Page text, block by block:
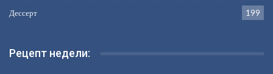
Дессерт 199
Рецепт недели: